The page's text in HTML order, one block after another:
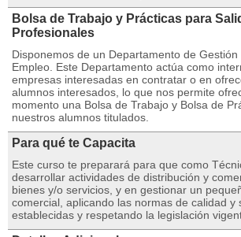
Bolsa de Trabajo y Prácticas para
Profesionales
Disponemos de un Departamento de
Empleo. Este Departamento actúa como
empresas interesadas en contratar o en
alumnos interesados, lo que nos permite
momento una Bolsa de Trabajo y Bolsa de
nuestros alumnos titulados.
Para qué te Capacita
Este curso te preparará para que como
desarrollar actividades de distribución y
bienes y/o servicios, y en gestionar un
comercial, aplicando las normas de calidad y
establecidas y respetando la legislación